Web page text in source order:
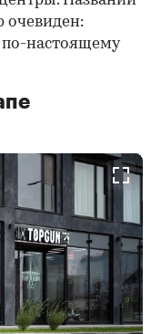
очевиден:
по-настоящему